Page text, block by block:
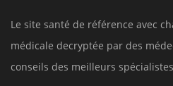
Le site santé de référence avec
médicale decryptée par des
conseils des meilleurs